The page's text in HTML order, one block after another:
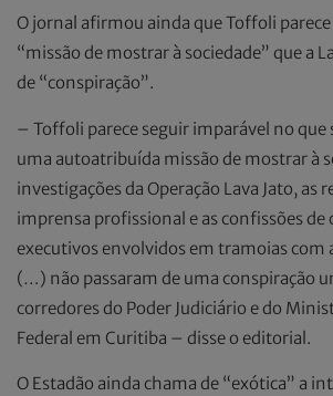
O jornal afirmou ainda que Toffoli
“missão de mostrar à sociedade” que a
de “conspiração”.
– Toffoli parece seguir imparável no que
uma autoatribuída missão de mostrar à
investigações da Operação Lava Jato, as
imprensa profissional e as confissões de
executivos envolvidos em tramoias com
(…) não passaram de uma conspiração
corredores do Poder Judiciário e do
Federal em Curitiba – disse o editorial.
O Estadão ainda chama de “exótica” a